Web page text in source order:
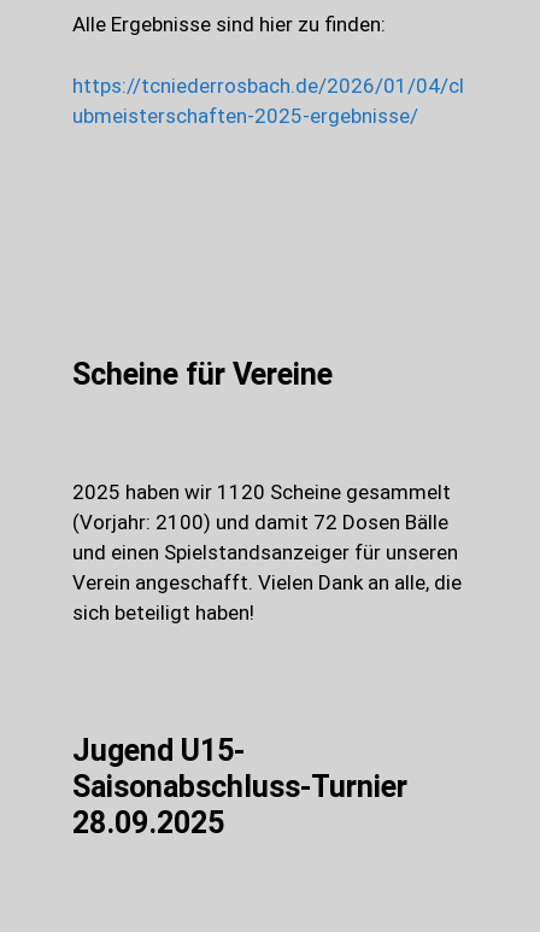
Alle Ergebnisse sind hier zu finden:
https://tcniederrosbach.de/2026/01/04/cl
ubmeisterschaften-2025-ergebnisse/
Scheine für Vereine
2025 haben wir 1120 Scheine gesammelt
(Vorjahr: 2100) und damit 72 Dosen Bälle
und einen Spielstandsanzeiger für unseren
Verein angeschafft. Vielen Dank an alle, die
sich beteiligt haben!
Jugend U15-
Saisonabschluss-Turnier
28.09.2025